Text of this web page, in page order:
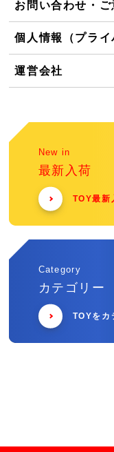
お問い合わせ・
個人情報（プラ
運営会社
New in
最新入荷
TOY最新
Category
カテゴリー
TOYをカ